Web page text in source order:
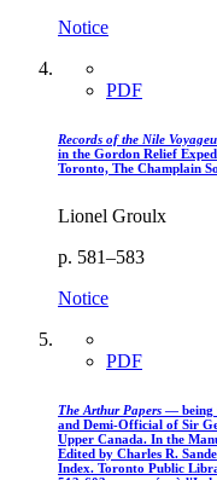
Notice
PDF
Records of the Nile
in the Gordon Relief
Toronto, The Champlain
Lionel Groulx
p. 581–583
Notice
PDF
The Arthur Papers — being
and Demi-Official of Sir
Upper Canada. In the
Edited by Charles R.
Index. Toronto Public